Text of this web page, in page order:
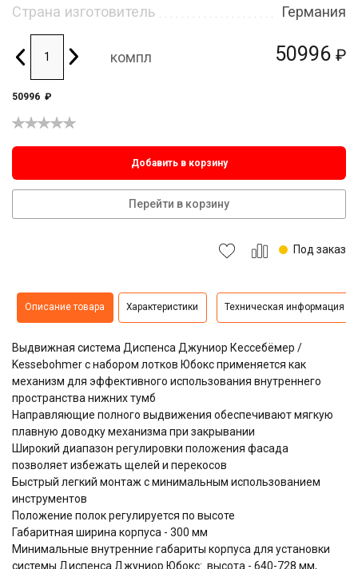
50996 ₽
Страна изготовитель
Германия
компл
50996 ₽
Добавить в корзину
Перейти в корзину
Под заказ
Описание товара Характеристики Техническая информация
Выдвижная система Диспенса Джуниор Кессебёмер /
Kessebohmer с набором лотков Юбокс применяется как
механизм для эффективного использования внутреннего
пространства нижних тумб
Направляющие полного выдвижения обеспечивают мягкую
плавную доводку механизма при закрывании
Широкий диапазон регулировки положения фасада
позволяет избежать щелей и перекосов
Быстрый легкий монтаж с минимальным использованием
инструментов
Положение полок регулируется по высоте
Габаритная ширина корпуса - 300 мм
Минимальные внутренние габариты корпуса для установки
системы Диспенса Джуниор Юбокс: высота - 640-728 мм,